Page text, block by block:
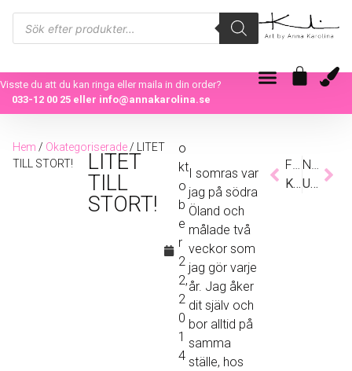
Visste du att du kan ringa eller maila in din order?
033-12 00 25eller info@annakarolina.se
Hem / Okategoriserade/ LITET
TILL STORT!
LITET
TILL
STORT!
o
kt
o
b
e
r
2
2,
2
0
1
4
I somras var
jag på södra
Öland och
målade två
veckor som
jag gör varje
år. Jag åker
dit själv och
bor alltid på
samma
ställe, hos
Föregående
KROPP & SJÄLMÄSSA I TROLLHÄTTAN
Nästa
UPPRYMD